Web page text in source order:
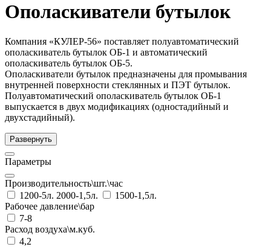
Ополаскиватели бутылок
Компания «КУЛЕР-56» поставляет полуавтоматический
ополаскиватель бутылок ОБ-1 и автоматический
ополаскиватель бутылок ОБ-5.
Ополаскиватели бутылок предназначены для промывания
внутренней поверхности стеклянных и ПЭТ бутылок.
Полуавтоматический ополаскиватель бутылок ОБ-1
выпускается в двух модификациях (одностадийный и
двухстадийный).
Развернуть
Параметры
Производительность\шт.\час
1200-5л. 2000-1,5л.
1500-1,5л.
Рабочее давление\бар
7-8
Расход воздуха\м.куб.
4,2